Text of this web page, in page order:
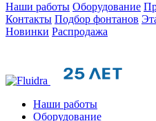
Наши работы Оборудование
Контакты Подбор фонтанов
Новинки Распродажа
Наши работы
Оборудование